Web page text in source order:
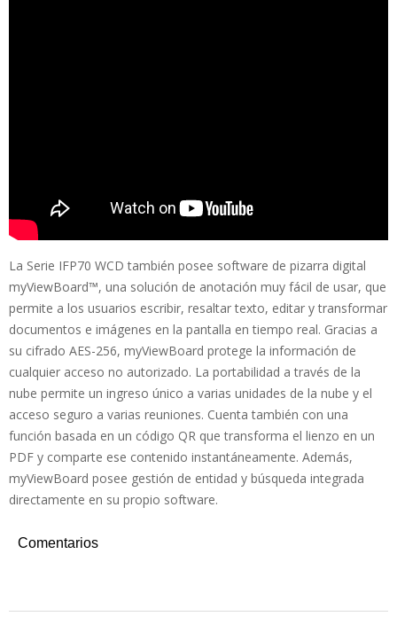
La Serie IFP70 WCD también posee software de pizarra digital
myViewBoard™, una solución de anotación muy fácil de usar, que
permite a los usuarios escribir, resaltar texto, editar y transformar
documentos e imágenes en la pantalla en tiempo real. Gracias a
su cifrado AES-256, myViewBoard protege la información de
cualquier acceso no autorizado. La portabilidad a través de la
nube permite un ingreso único a varias unidades de la nube y el
acceso seguro a varias reuniones. Cuenta también con una
función basada en un código QR que transforma el lienzo en un
PDF y comparte ese contenido instantáneamente. Además,
myViewBoard posee gestión de entidad y búsqueda integrada
directamente en su propio software.
Comentarios